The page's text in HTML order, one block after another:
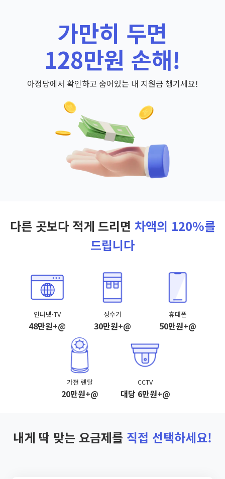
가만히 두면
128만원 손해!
아정당에서 확인하고 숨어있는 내 지원금 챙기세요!
다른 곳보다 적게 드리면 차액의 120%를
드립니다
인터넷·TV
48만원+@
정수기
30만원+@
휴대폰
50만원+@
가전 렌탈
20만원+@
CCTV
대당 6만원+@
내게 딱 맞는 요금제를 직접 선택하세요!